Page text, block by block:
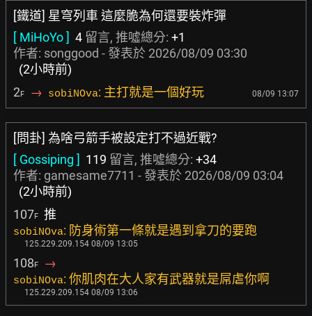
[鐵道] 星穹列車 這麼脆為何還要裝炸彈
[ MiHoYo ] 4 留言, 推噓總分: +1
作者: songgood - 發表於 2026/08/09 03:30
(2小時前)
2F → sobiNOva: 主打就是一個好玩 08/09 13:07
[問卦] 為啥弓箭手被設定打不過近戰?
[ Gossiping ] 119 留言, 推噓總分: +34
作者: gamesame7711 - 發表於 2026/08/09 03:04
(2小時前)
107F 推
sobiNOva: 防身術第一條就是遇到拿刀的要跑
125.229.209.154 08/09 13:05
108F →
sobiNOva: 你肌肉在大人家有武器就是屌虐你啊
125.229.209.154 08/09 13:06